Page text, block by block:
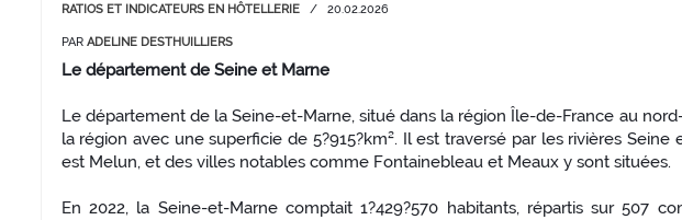
RATIOS ET INDICATEURS EN HÔTELLERIE / 20.02.2026
PAR ADELINE DESTHUILLIERS
Le département de Seine et Marne
Le département de la Seine-et-Marne, situé dans la région Île-de-France au
la région avec une superficie de 5?915?km². Il est traversé par les rivières
est Melun, et des villes notables comme Fontainebleau et Meaux y sont situées.
En 2022, la Seine-et-Marne comptait 1?429?570 habitants, répartis sur 507